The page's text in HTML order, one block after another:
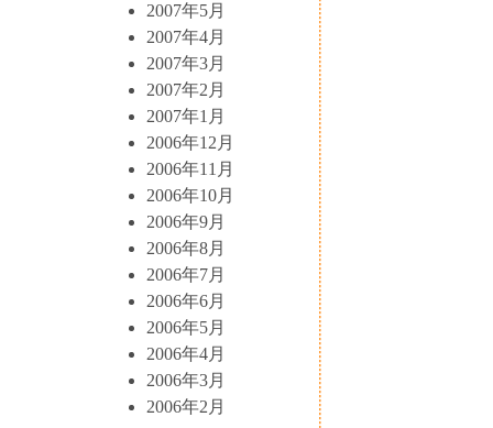
2007年5月
2007年4月
2007年3月
2007年2月
2007年1月
2006年12月
2006年11月
2006年10月
2006年9月
2006年8月
2006年7月
2006年6月
2006年5月
2006年4月
2006年3月
2006年2月